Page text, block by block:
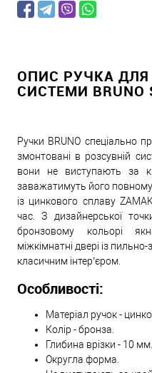
ОПИС РУЧКА ДЛЯ
СИСТЕМИ BRUNO
Ручки BRUNO спеціально
змонтовані в розсувній
вони не виступають за
заважатимуть його
із цинкового сплаву
час. З дизайнерської
бронзовому кольорі
міжкімнатні двері із
класичним інтер’єром.
Особливості:
Матеріал ручок -
Колір - бронза.
Глибина врізки - 10 мм.
Округла форма.